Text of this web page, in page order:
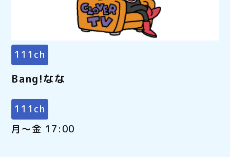
111ch
Bang!なな
111ch
月～金 17:00